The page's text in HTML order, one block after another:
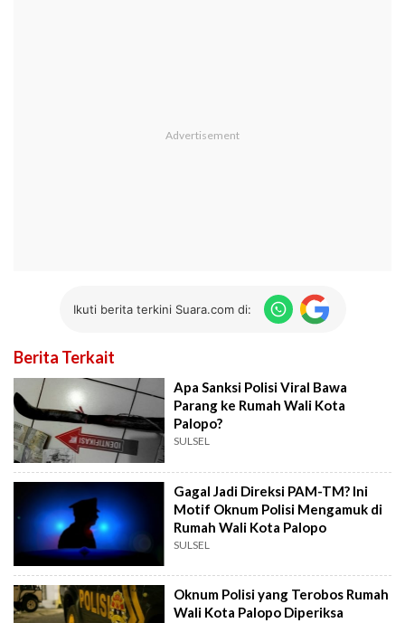
Ikuti berita terkini Suara.com di:
Berita Terkait
Apa Sanksi Polisi Viral Bawa
Parang ke Rumah Wali Kota
Palopo?
SULSEL
Gagal Jadi Direksi PAM-TM? Ini
Motif Oknum Polisi Mengamuk di
Rumah Wali Kota Palopo
SULSEL
Oknum Polisi yang Terobos Rumah
Wali Kota Palopo Diperiksa